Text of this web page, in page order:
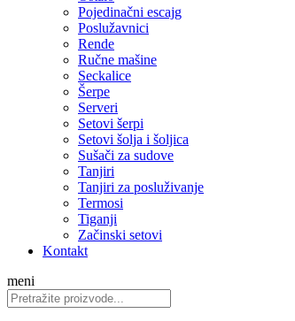
Pojedinačni escajg
Poslužavnici
Rende
Ručne mašine
Seckalice
Šerpe
Serveri
Setovi šerpi
Setovi šolja i šoljica
Sušači za sudove
Tanjiri
Tanjiri za posluživanje
Termosi
Tiganji
Začinski setovi
Kontakt
meni